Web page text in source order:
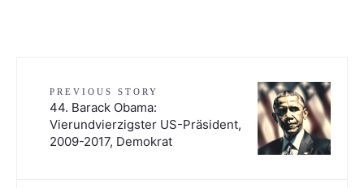
PREVIOUS STORY
44. Barack Obama:
Vierundvierzigster US-Präsident,
2009-2017, Demokrat